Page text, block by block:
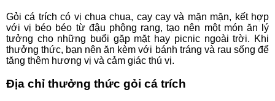
Gỏi cá trích có vị chua chua, cay cay và mặn mặn, kết hợp
với vị béo béo từ đậu phộng rang, tạo nên một món ăn lý
tưởng cho những buổi gặp mặt hay picnic ngoài trời. Khi
thưởng thức, bạn nên ăn kèm với bánh tráng và rau sống để
tăng thêm hương vị và cảm giác thú vị.
Địa chỉ thưởng thức gỏi cá trích